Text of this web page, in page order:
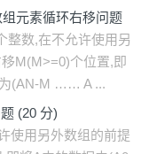
元素循环右移问题
整数,在不允许使用另
M(M>=0)个位置,即
(AN-M …… A ...
(20 分)
使用另外数组的前提